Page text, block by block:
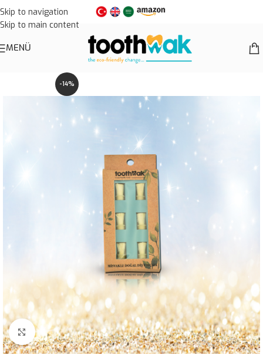
Skip to navigation
Skip to main content
MENÜ
-14%
Click to enlarge